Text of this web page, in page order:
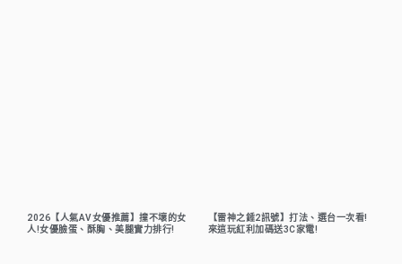
2026【人氣AV女優推薦】撞不壞的女
人!女優臉蛋、酥胸、美腿實力排行!
【雷神之錘2訊號】打法、選台一次看!
來這玩紅利加碼送3C家電!